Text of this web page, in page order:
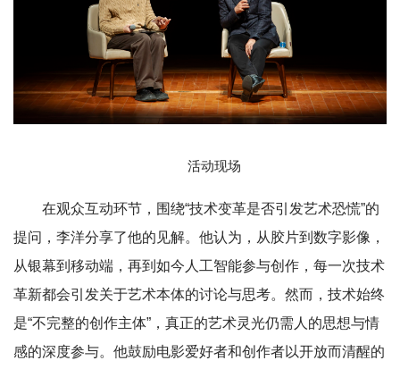
活动现场
在观众互动环节，围绕“技术变革是否引发艺术恐慌”的
提问，李洋分享了他的见解。他认为，从胶片到数字影像，
从银幕到移动端，再到如今人工智能参与创作，每一次技术
革新都会引发关于艺术本体的讨论与思考。然而，技术始终
是“不完整的创作主体”，真正的艺术灵光仍需人的思想与情
感的深度参与。他鼓励电影爱好者和创作者以开放而清醒的